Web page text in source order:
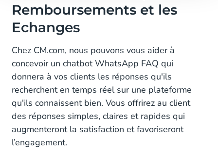
Remboursements et les
Echanges
Chez CM.com, nous pouvons vous aider à
concevoir un chatbot WhatsApp FAQ qui
donnera à vos clients les réponses qu'ils
recherchent en temps réel sur une plateforme
qu'ils connaissent bien. Vous offrirez au client
des réponses simples, claires et rapides qui
augmenteront la satisfaction et favoriseront
l’engagement.